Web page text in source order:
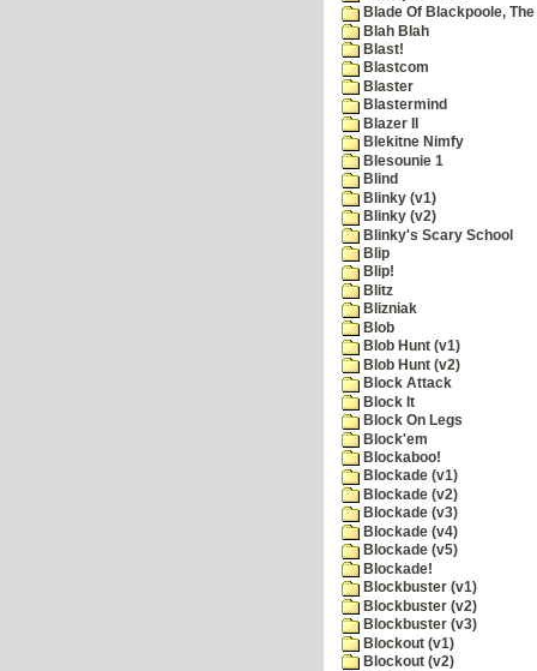
Blade Of Blackpoole, The
Blah Blah
Blast!
Blastcom
Blaster
Blastermind
Blazer II
Blekitne Nimfy
Blesounie 1
Blind
Blinky (v1)
Blinky (v2)
Blinky's Scary School
Blip
Blip!
Blitz
Blizniak
Blob
Blob Hunt (v1)
Blob Hunt (v2)
Block Attack
Block It
Block On Legs
Block'em
Blockaboo!
Blockade (v1)
Blockade (v2)
Blockade (v3)
Blockade (v4)
Blockade (v5)
Blockade!
Blockbuster (v1)
Blockbuster (v2)
Blockbuster (v3)
Blockout (v1)
Blockout (v2)